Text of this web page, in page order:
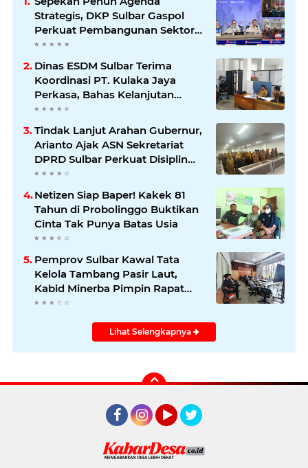
Strategis, DKP Sulbar Gaspol
Perkuat Pembangunan Sektor
Kelautan dan Perikanan
Dinas ESDM Sulbar Terima
Koordinasi PT. Kulaka Jaya
Perkasa, Bahas Kelanjutan
Pengelolaan IUP
Tindak Lanjut Arahan Gubernur,
Arianto Ajak ASN Sekretariat
DPRD Sulbar Perkuat Disiplin
dan Profesionalisme
Netizen Siap Baper! Kakek 81
Tahun di Probolinggo Buktikan
Cinta Tak Punya Batas Usia
Pemprov Sulbar Kawal Tata
Kelola Tambang Pasir Laut,
Kabid Minerba Pimpin Rapat
RKAB PT. Kulaka Jaya Perkasa
Lihat Selengkapnya